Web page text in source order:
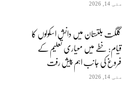
مئی 14, 2026
گلگت بلتستان میں دانش اسکولوں کا
قیام: خطے میں معیاری تعلیم کے
فروغ کی جانب اہم پیش رفت
مئی 14, 2026